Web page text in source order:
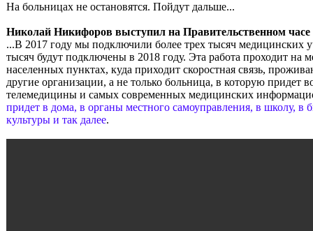
На больницах не остановятся. Пойдут дальше...
Николай Никифоров выступил на Правительственном
...В 2017 году мы подключили более трех тысяч медицинских
тысяч будут подключены в 2018 году. Эта работа проходит на
населенных пунктах, куда приходит скоростная связь,
другие организации, а не только больница, в которую придет
телемедицины и самых современных медицинских
придет в дома, в органы местного самоуправления, в школу, в
культуры и так далее.